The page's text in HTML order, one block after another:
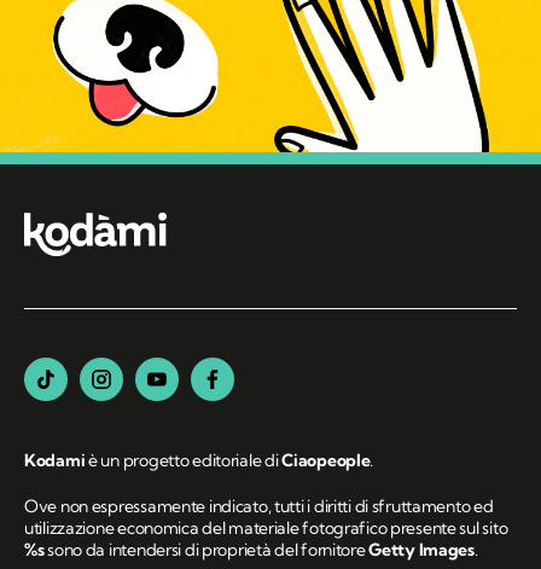
Kodamiè un progetto editoriale diCiaopeople.
Ove non espressamente indicato, tutti i diritti di sfruttamento ed
utilizzazione economica del materiale fotografico presente sul sito
%ssono da intendersi di proprietà del fornitoreGetty Images.